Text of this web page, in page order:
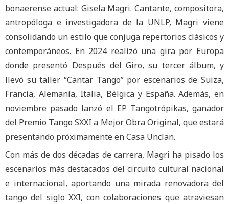
bonaerense actual: Gisela Magri. Cantante, compositora,
antropóloga e investigadora de la UNLP, Magri viene
consolidando un estilo que conjuga repertorios clásicos y
contemporáneos. En 2024 realizó una gira por Europa
donde presentó Después del Giro, su tercer álbum, y
llevó su taller “Cantar Tango” por escenarios de Suiza,
Francia, Alemania, Italia, Bélgica y España. Además, en
noviembre pasado lanzó el EP Tangotrópikas, ganador
del Premio Tango SXXI a Mejor Obra Original, que estará
presentando próximamente en Casa Unclan.
Con más de dos décadas de carrera, Magri ha pisado los
escenarios más destacados del circuito cultural nacional
e internacional, aportando una mirada renovadora del
tango del siglo XXI, con colaboraciones que atraviesan